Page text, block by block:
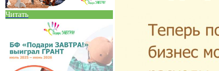
Читать